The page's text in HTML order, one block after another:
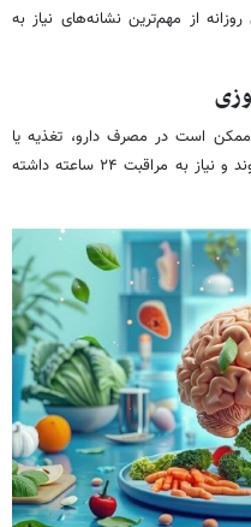
از مهم‌ترین نشانه‌های نیاز به
است در مصرف دارو، تغذیه یا
حتی تشخیص محیط اطراف دچار مشکل شوند و نیاز به مراقبت ۲۴ ساعته داشته